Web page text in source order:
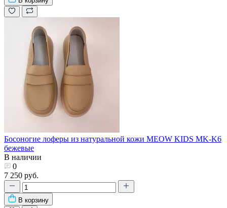
Босоногие лоферы из натуральной кожи MEOW KIDS MK-K6
бежевые
В наличии
0
7 250 руб.
В корзину